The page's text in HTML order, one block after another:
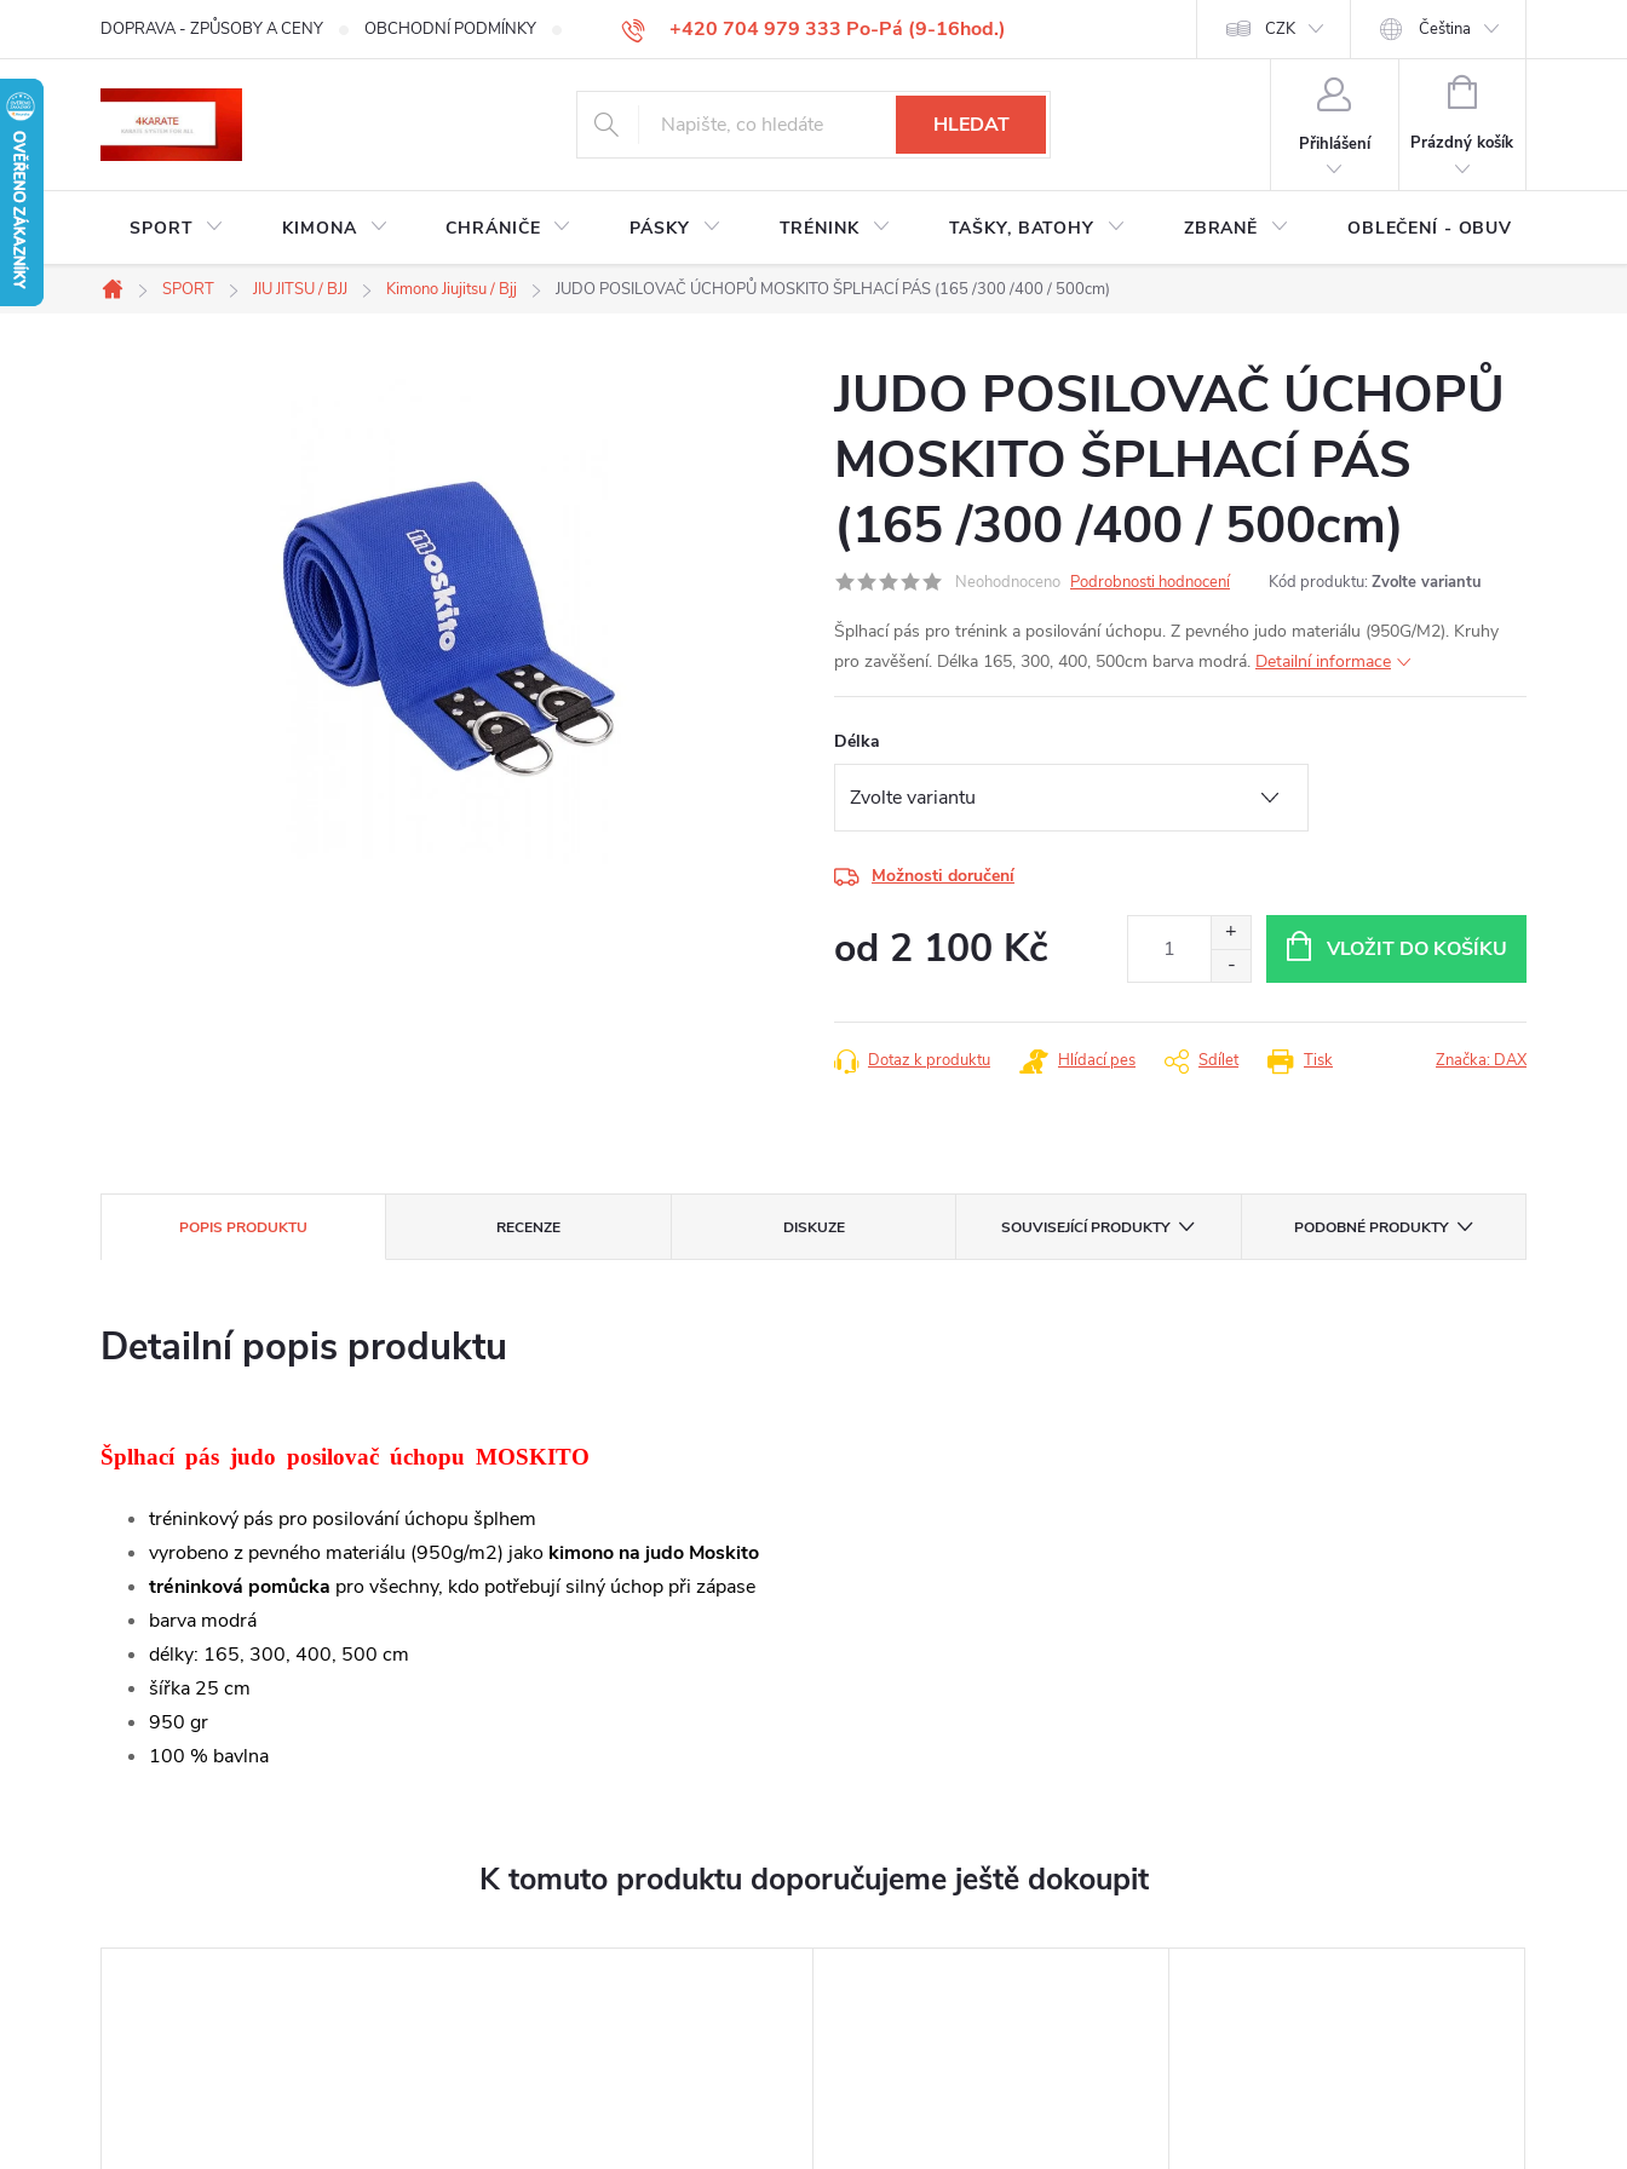
obsah
+420 704 979 333 Po-Pá (9-16hod.)
DOPRAVA - ZPŮSOBY A CENY OBCHODNÍ PODMÍNKY VÝMĚNA ZBOŽÍ REKLAMACE ZBOŽÍ ODSTOUPENÍ OD KUPNÍ SMLOUVY OCHRANA OSOBNÍCH DAT Moje objednávka
CZK Čeština
HLEDAT
Přihlášení
NÁKUPNÍ
Prázdný košík
SPORT KIMONA CHRÁNIČE PÁSKY TRÉNINK TAŠKY, BATOHY ZBRANĚ OBLEČENÍ - OBUV
Domů
SPORT JIU JITSU / BJJ Kimono Jiujitsu / Bjj JUDO POSILOVAČ ÚCHOPŮ MOSKITO ŠPLHACÍ PÁS (165 /300 /400 / 500cm)
JUDO POSILOVAČ ÚCHOPŮ
MOSKITO ŠPLHACÍ PÁS
(165 /300 /400 / 500cm)
Neohodnoceno Podrobnosti hodnocení Kód produktu: Zvolte variantu
Šplhací pás pro trénink a posilování úchopu. Z pevného judo materiálu (950G/M2). Kruhy
pro zavěšení. Délka 165, 300, 400, 500cm barva modrá. Detailní informace
Délka
Možnosti doručení
od 2 100 Kč VLOŽIT DO KOŠÍKU
Tisk
Dotaz k produktu Hlídací pes Sdílet Značka: DAX
POPIS PRODUKTU RECENZE DISKUZE SOUVISEJÍCÍ PRODUKTY PODOBNÉ PRODUKTY
Detailní popis produktu
Šplhací pás judo posilovač úchopu MOSKITO
tréninkový pás pro posilování úchopu šplhem
vyrobeno z pevného materiálu (950g/m2) jako kimono na judo Moskito
tréninková pomůcka pro všechny, kdo potřebují silný úchop při zápase
barva modrá
délky: 165, 300, 400, 500 cm
šířka 25 cm
950 gr
100 % bavlna
K tomuto produktu doporučujeme ještě dokoupit